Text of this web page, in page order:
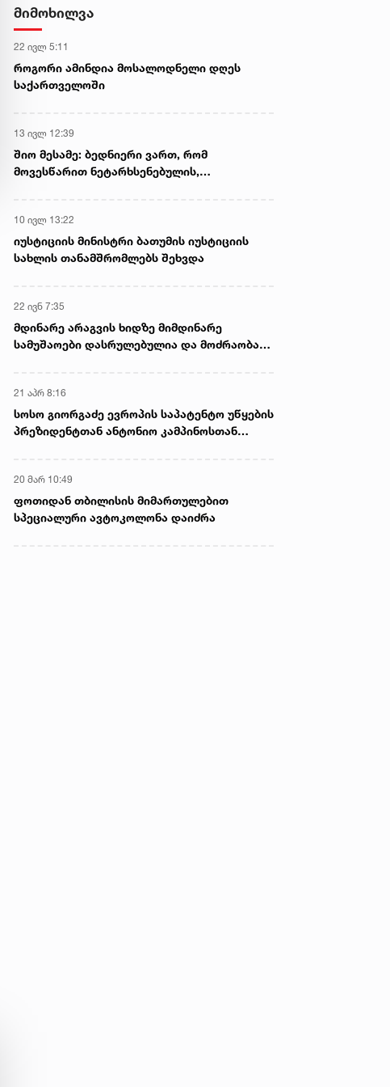
არასწორად მოიქცა, თუმცა
ეპოქაში სხვანაირად ხდება -
პროკურორი
მიმოხილვა
22 ივლ 5:11
როგორი ამინდია მოსალოდნელი დღეს
საქართველოში
13 ივლ 12:39
შიო მესამე: ბედნიერი ვართ, რომ
მოვესწარით ნეტარხსენებულის,
10 ივლ 13:22
იუსტიციის მინისტრი ბათუმის იუსტიციის
სახლის თანამშრომლებს შეხვდა
22 ივნ 7:35
მდინარე არაგვის ხიდზე მიმდინარე
სამუშაოები დასრულებულია და მოძრაობა
21 აპრ 8:16
სოსო გიორგაძე ევროპის საპატენტო უწყების
პრეზიდენტთან ანტონიო კამპინოსთან
20 მარ 10:49
ფოთიდან თბილისის მიმართულებით
სპეციალური ავტოკოლონა დაიძრა